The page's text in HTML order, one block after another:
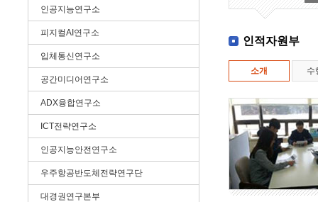
인공지능연구소
피지컬AI연구소
입체통신연구소
공간미디어연구소
ADX융합연구소
ICT전략연구소
인공지능안전연구소
우주항공반도체전략연구단
대경권연구본부
인적자원부
소개 수